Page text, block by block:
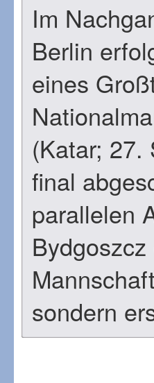
Im
Berlin
eines
(Katar; 27.
final
parallelen
sondern